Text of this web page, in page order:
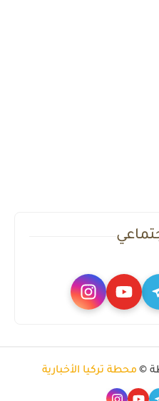
© محطة تركيا الأخبارية